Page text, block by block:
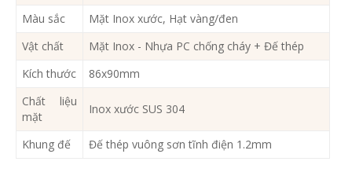
Màu sắc
Mặt Inox xước, Hạt vàng/đen
Vật chất
Mặt Inox - Nhựa PC chống cháy + Đế thép
Kích thước
86x90mm
Chất liệu
mặt
Inox xước SUS 304
Khung đế Đế thép vuông sơn tĩnh điện 1.2mm